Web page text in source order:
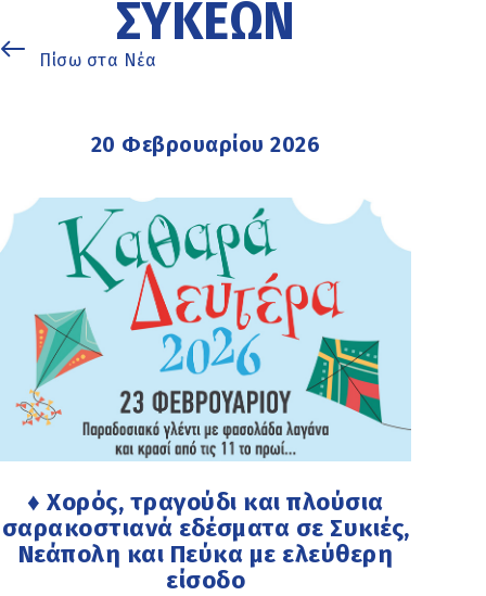
ΣΥΚΕΏΝ
Πίσω στα Νέα
20 Φεβρουαρίου 2026
♦ Χορός, τραγούδι και πλούσια
σαρακοστιανά εδέσματα σε Συκιές,
Νεάπολη και Πεύκα με ελεύθερη
είσοδο